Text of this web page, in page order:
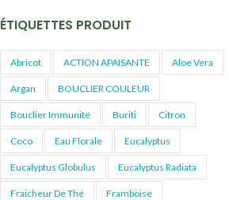
ÉTIQUETTES PRODUIT
Abricot ACTION APAISANTE Aloe Vera
Argan BOUCLIER COULEUR
Bouclier Immunité Buriti Citron
Coco Eau Florale Eucalyptus
Eucalyptus Globulus Eucalyptus Radiata
Fraicheur De Thé Framboise